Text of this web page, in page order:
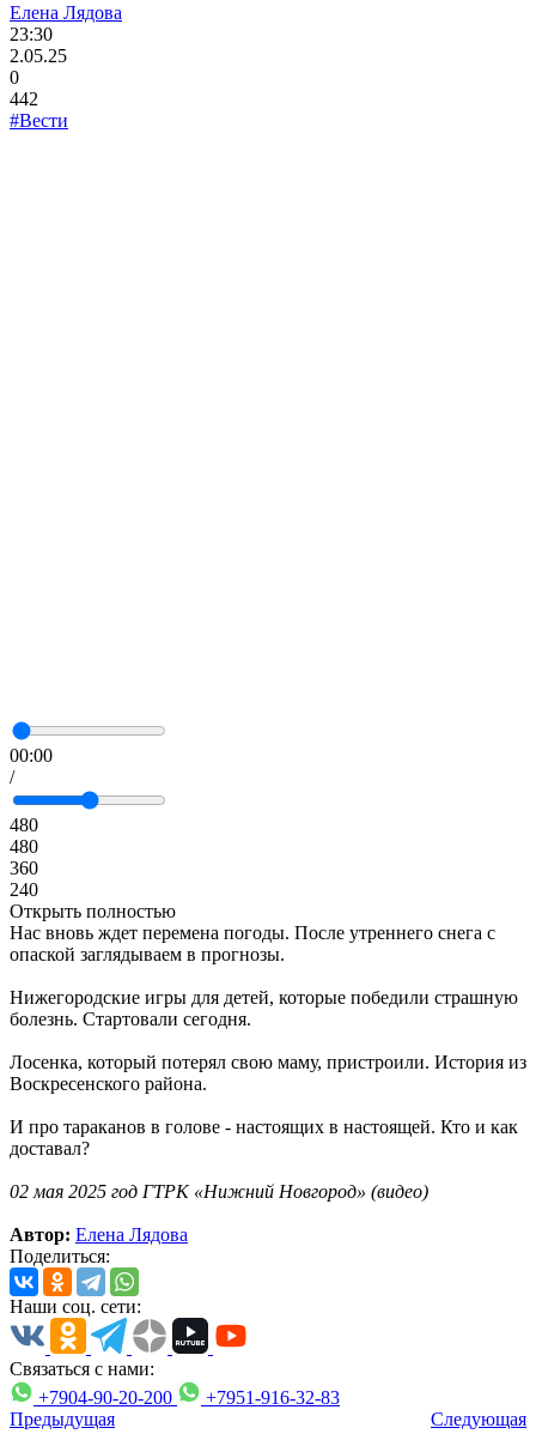
Елена Лядова
23:30
2.05.25
0
442
#Вести
00:00
/
480
480
360
240
Открыть полностью
Нас вновь ждет перемена погоды. После утреннего снега с
опаской заглядываем в прогнозы.
Нижегородские игры для детей, которые победили страшную
болезнь. Стартовали сегодня.
Лосенка, который потерял свою маму, пристроили. История из
Воскресенского района.
И про тараканов в голове - настоящих в настоящей. Кто и как
доставал?
02 мая 2025 год ГТРК «Нижний Новгород» (видео)
Автор: Елена Лядова
Поделиться:
Наши соц. сети:
Связаться с нами:
+7904-90-20-200
+7951-916-32-83
Предыдущая
Следующая